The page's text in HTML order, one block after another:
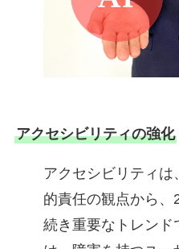
アクセシビリティの強化
アクセシビリティ
的責任の観点から、
続き重要なトレンド